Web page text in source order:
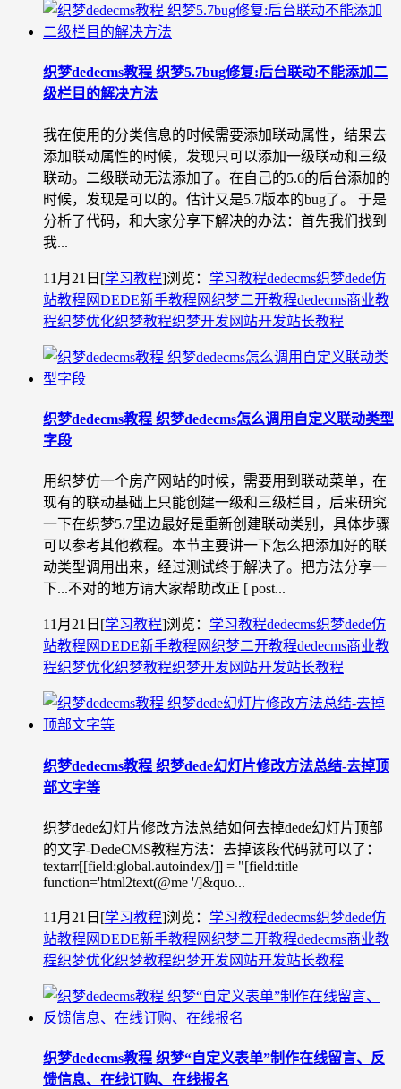
织梦dedecms教程 织梦5.7bug修复:后台联动不能添加二
级栏目的解决方法
我在使用的分类信息的时候需要添加联动属性，结果去
添加联动属性的时候，发现只可以添加一级联动和三级
联动。二级联动无法添加了。在自己的5.6的后台添加的
时候，发现是可以的。估计又是5.7版本的bug了。 于是
分析了代码，和大家分享下解决的办法：首先我们找到
我...
11月21日 [学习教程]浏览： 学习教程dedecms织梦dede仿
站教程网DEDE新手教程网织梦二开教程dedecms商业教
程织梦优化织梦教程织梦开发 网站开发站长教程
织梦dedecms教程 织梦dedecms怎么调用自定义联动类型
字段
用织梦仿一个房产网站的时候，需要用到联动菜单，在
现有的联动基础上只能创建一级和三级栏目，后来研究
一下在织梦5.7里边最好是重新创建联动类别，具体步骤
可以参考其他教程。本节主要讲一下怎么把添加好的联
动类型调用出来，经过测试终于解决了。把方法分享一
下...不对的地方请大家帮助改正 [ post...
11月21日 [学习教程]浏览： 学习教程dedecms织梦dede仿
站教程网DEDE新手教程网织梦二开教程dedecms商业教
程织梦优化织梦教程织梦开发 网站开发站长教程
织梦dedecms教程 织梦dede幻灯片修改方法总结-去掉顶
部文字等
织梦dede幻灯片修改方法总结如何去掉dede幻灯片顶部
的文字-DedeCMS教程方法：去掉该段代码就可以了：
textarr[[field:global.autoindex/]] = "[field:title
function='html2text(@me '/]&quo...
11月21日 [学习教程]浏览： 学习教程dedecms织梦dede仿
站教程网DEDE新手教程网织梦二开教程dedecms商业教
程织梦优化织梦教程织梦开发 网站开发站长教程
织梦dedecms教程 织梦“自定义表单”制作在线留言、反
馈信息、在线订购、在线报名